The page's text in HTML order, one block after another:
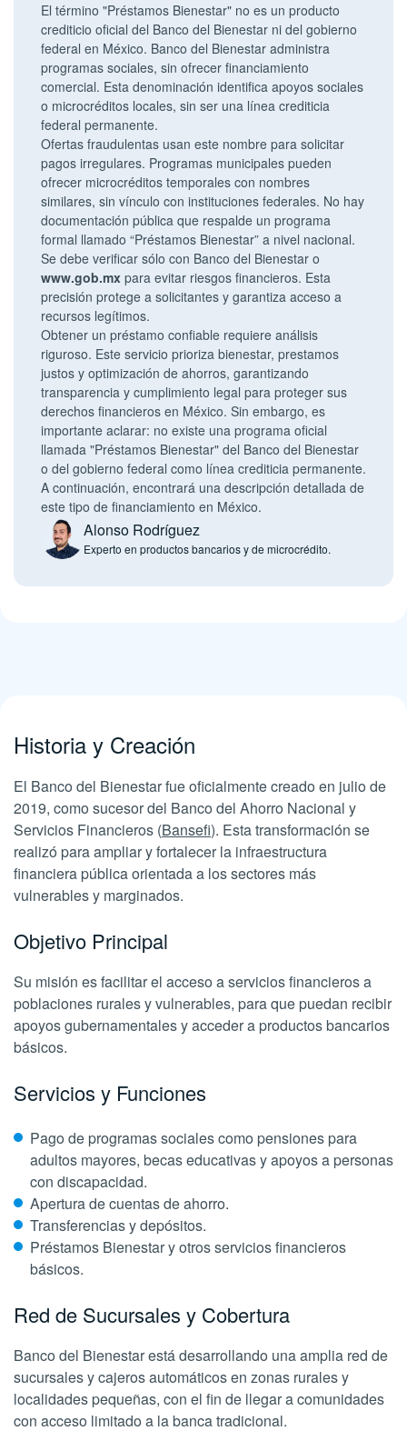
El término "Préstamos Bienestar" no es un producto
crediticio oficial del Banco del Bienestar ni del gobierno
federal en México. Banco del Bienestar administra
programas sociales, sin ofrecer financiamiento
comercial. Esta denominación identifica apoyos sociales
o microcréditos locales, sin ser una línea crediticia
federal permanente.
Ofertas fraudulentas usan este nombre para solicitar
pagos irregulares. Programas municipales pueden
ofrecer microcréditos temporales con nombres
similares, sin vínculo con instituciones federales. No hay
documentación pública que respalde un programa
formal llamado “Préstamos Bienestar” a nivel nacional.
Se debe verificar sólo con Banco del Bienestar o
www.gob.mx para evitar riesgos financieros. Esta
precisión protege a solicitantes y garantiza acceso a
recursos legítimos.
Obtener un préstamo confiable requiere análisis
riguroso. Este servicio prioriza bienestar, prestamos
justos y optimización de ahorros, garantizando
transparencia y cumplimiento legal para proteger sus
derechos financieros en México. Sin embargo, es
importante aclarar: no existe una programa oficial
llamada "Préstamos Bienestar" del Banco del Bienestar
o del gobierno federal como línea crediticia permanente.
A continuación, encontrará una descripción detallada de
este tipo de financiamiento en México.
Alonso Rodríguez
Experto en productos bancarios y de microcrédito.
Historia y Creación
El Banco del Bienestar fue oficialmente creado en julio de
2019, como sucesor del Banco del Ahorro Nacional y
Servicios Financieros (Bansefi). Esta transformación se
realizó para ampliar y fortalecer la infraestructura
financiera pública orientada a los sectores más
vulnerables y marginados.
Objetivo Principal
Su misión es facilitar el acceso a servicios financieros a
poblaciones rurales y vulnerables, para que puedan recibir
apoyos gubernamentales y acceder a productos bancarios
básicos.
Servicios y Funciones
Pago de programas sociales como pensiones para
adultos mayores, becas educativas y apoyos a personas
con discapacidad.
Apertura de cuentas de ahorro.
Transferencias y depósitos.
Préstamos Bienestar y otros servicios financieros
básicos.
Red de Sucursales y Cobertura
Banco del Bienestar está desarrollando una amplia red de
sucursales y cajeros automáticos en zonas rurales y
localidades pequeñas, con el fin de llegar a comunidades
con acceso limitado a la banca tradicional.